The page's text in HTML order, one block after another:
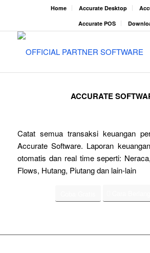
Home Accurate Desktop
Accurate POS
ACCURATE
Catat semua transaksi keuangan
Accurate Software. Laporan
otomatis dan real time seperti:
Flows, Hutang, Piutang dan lain-lain